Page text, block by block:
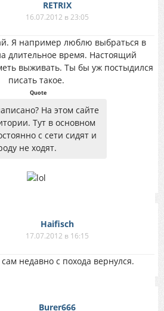
RETRIX
16.07.2012 в 23:05
Я например люблю выбраться в
длительное время. Настоящий
выживать. Ты бы уж постыдился
писать такое.
Quote
На этом сайте
Тут в основном
с сети сидят и
не ходят.
Haifisch
17.07.2012 в 16:15
недавно с похода вернулся.
Burer666